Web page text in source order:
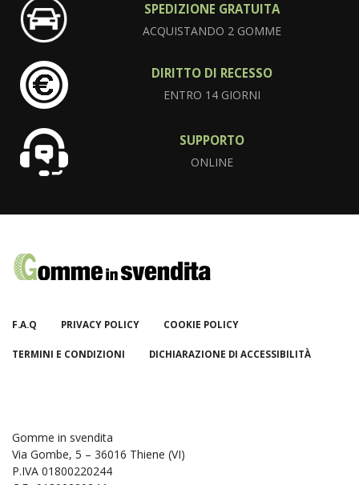
SPEDIZIONE GRATUITA
ACQUISTANDO 2 GOMME
DIRITTO DI RECESSO
ENTRO 14 GIORNI
SUPPORTO
ONLINE
F.A.Q PRIVACY POLICY COOKIE POLICY
TERMINI E CONDIZIONI DICHIARAZIONE DI ACCESSIBILITÀ
Gomme in svendita
Via Gombe, 5 – 36016 Thiene (VI)
P.IVA 01800220244